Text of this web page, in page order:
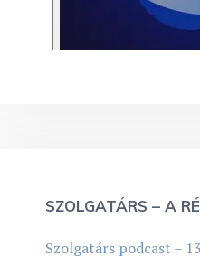
SZOLGATÁRS – A
Szolgatárs podcast –